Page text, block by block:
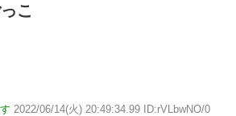
こ
2022/06/14(火) 20:49:34.99 ID:rVLbwNO/0